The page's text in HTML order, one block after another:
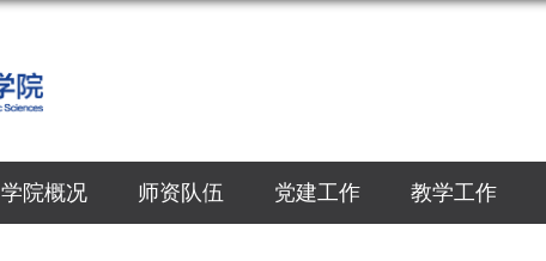
学院概况 师资队伍 党建工作 教学工作